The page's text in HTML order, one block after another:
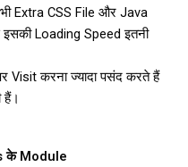
Extra CSS File और Java
इसकी Loading Speed इतनी
Visit करना ज्यादा पसंद करते हैं
हैं।
के Module